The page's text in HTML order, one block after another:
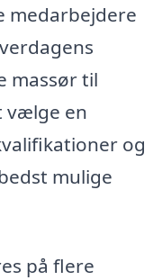
medarbejdere
massør til
vælge en
og
mulige
på flere